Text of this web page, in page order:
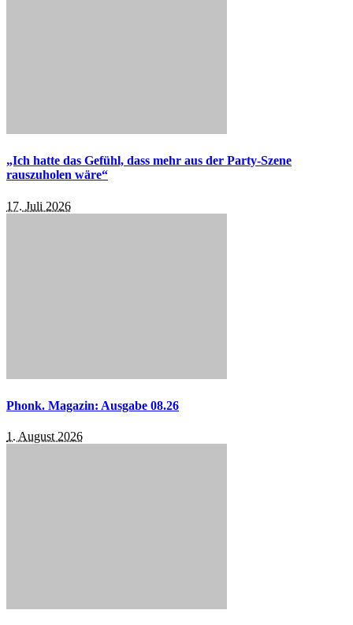
„Ich hatte das Gefühl, dass mehr aus der Party-Szene
rauszuholen wäre“
17. Juli 2026
Phonk. Magazin: Ausgabe 08.26
1. August 2026